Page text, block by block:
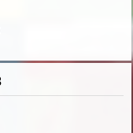
dla